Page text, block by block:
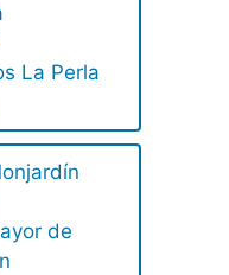
La Perla
de